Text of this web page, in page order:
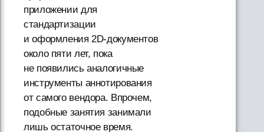
приложении для
стандартизации
и оформления 2D-документов
около пяти лет, пока
не появились аналогичные
инструменты аннотирования
от самого вендора. Впрочем,
подобные занятия занимали
лишь остаточное время.